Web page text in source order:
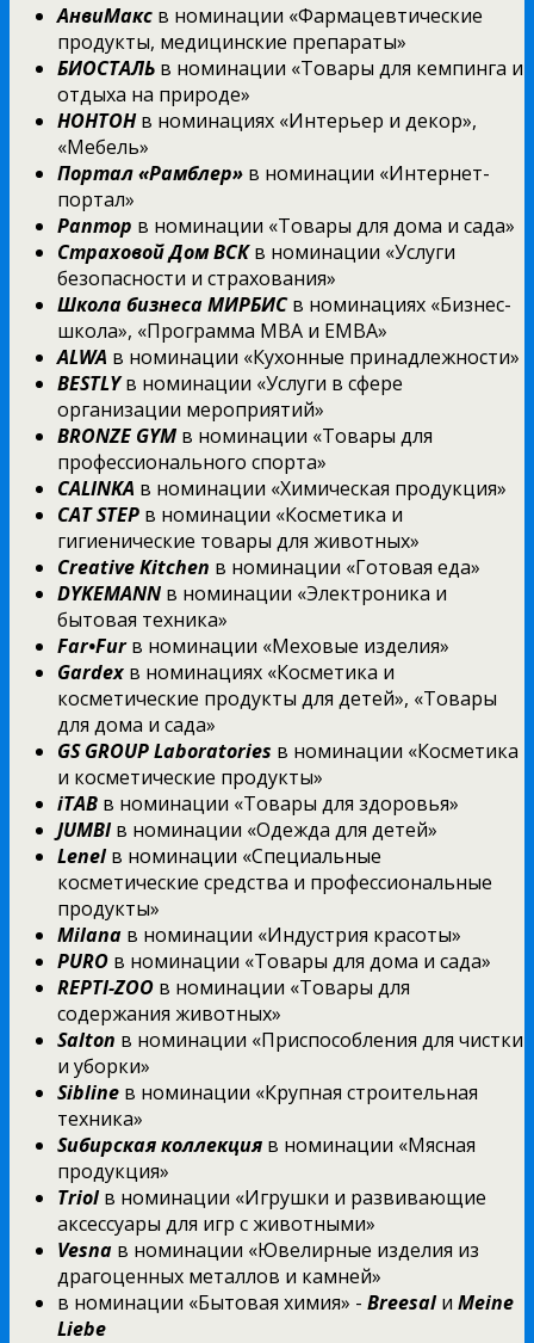
АнвиМакс в номинации «Фармацевтические
продукты, медицинские препараты»
БИОСТАЛЬ в номинации «Товары для кемпинга и
отдыха на природе»
НОНТОНв номинациях «Интерьер и декор»,
«Мебель»
Портал «Рамблер» в номинации «Интернет-
портал»
Раптор в номинации «Товары для дома и сада»
Страховой Дом ВСКв номинации «Услуги
безопасности и страхования»
Школа бизнеса МИРБИСв номинациях «Бизнес-
школа», «Программа MBA и EMBA»
ALWA в номинации «Кухонные принадлежности»
BESTLYв номинации «Услуги в сфере
организации мероприятий»
BRONZE GYM в номинации «Товары для
профессионального спорта»
CALINKA в номинации «Химическая продукция»
CAT STEP в номинации «Косметика и
гигиенические товары для животных»
Creative Kitchen в номинации «Готовая еда»
DYKEMANN в номинации «Электроника и
бытовая техника»
Far•Furв номинации «Меховые изделия»
Gardex в номинациях «Косметика и
косметические продукты для детей», «Товары
для дома и сада»
GS GROUP Laboratories в номинации «Косметика
и косметические продукты»
iTAB в номинации «Товары для здоровья»
JUMBIв номинации «Одежда для детей»
Lenelв номинации «Специальные
косметические средства и профессиональные
продукты»
Milana в номинации «Индустрия красоты»
PURO в номинации «Товары для дома и сада»
REPTI-ZOO в номинации «Товары для
содержания животных»
Salton в номинации «Приспособления для чистки
и уборки»
Sibline в номинации «Крупная строительная
техника»
Sибирская коллекция в номинации «Мясная
продукция»
Triolв номинации «Игрушки и развивающие
аксессуары для игр с животными»
Vesna в номинации «Ювелирные изделия из
драгоценных металлов и камней»
в номинации «Бытовая химия» - Breesalи Meine
Liebe